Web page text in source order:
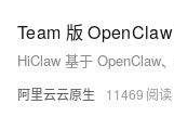
Team 版
阿里云云原生 11469